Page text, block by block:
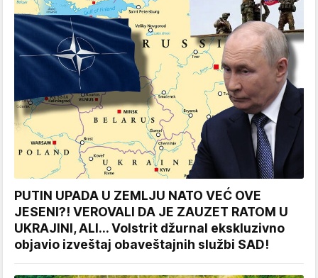
PUTIN UPADA U ZEMLJU NATO VEĆ OVE
JESENI?! VEROVALI DA JE ZAUZET RATOM U
UKRAJINI, ALI... Volstrit džurnal ekskluzivno
objavio izveštaj obaveštajnih službi SAD!